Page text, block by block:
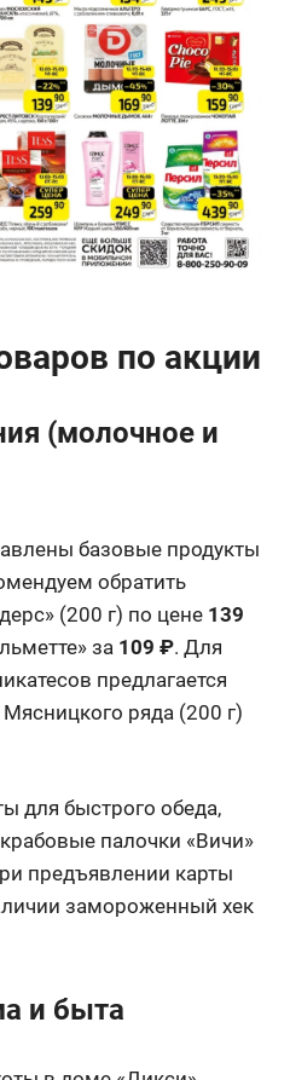
по акции
(молочное и
базовые продукты
обратить
(200 г) по цене 139
за 109 ₽. Для
предлагается
ряда (200 г)
для быстрого обеда,
палочки «Вичи»
предъявлении карты
замороженный хек
и быта